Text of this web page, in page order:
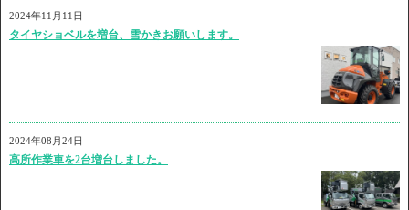
2024年11月11日
タイヤショベルを増台、雪かきお願いします。
2024年08月24日
高所作業車を2台増台しました。